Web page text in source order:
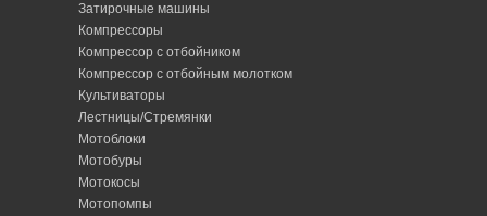
Затирочные машины
Компрессоры
Компрессор с отбойником
Компрессор с отбойным молотком
Культиваторы
Лестницы/Стремянки
Мотоблоки
Мотобуры
Мотокосы
Мотопомпы